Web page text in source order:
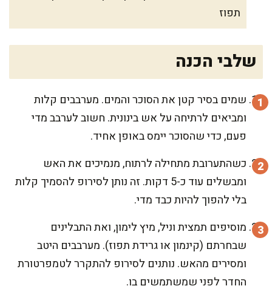
תפוז
שלבי הכנה
שמים בסיר קטן את הסוכר והמים. מערבבים קלות
ומביאים לרתיחה על אש בינונית. חשוב לערבב מדי
פעם, כדי שהסוכר יימס באופן אחיד.
כשהתערובת מתחילה לרתוח, מנמיכים את האש
ומבשלים עוד כ-5 דקות. זה נותן לסירופ להסמיך קלות
בלי להפוך להיות כבד מדי.
מוסיפים תמצית וניל, מיץ לימון, ואת התבלינים
שבחרתם (קינמון או גרידת תפוז). מערבבים היטב
ומסירים מהאש. נותנים לסירופ להתקרר לטמפרטורת
החדר לפני שמשתמשים בו.